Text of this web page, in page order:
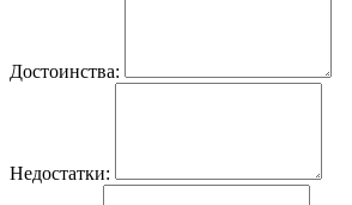
Достоинства:
Недостатки: